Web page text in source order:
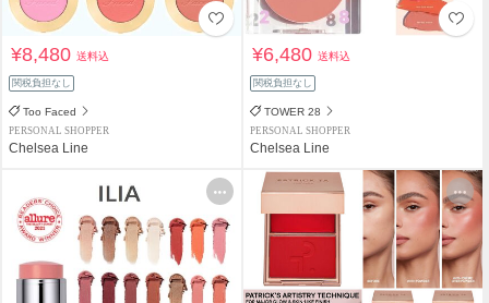
¥8,480送料込
関税負担なし
Too Faced
PERSONAL SHOPPER
Chelsea Line
¥6,480送料込
関税負担なし
TOWER 28
PERSONAL SHOPPER
Chelsea Line